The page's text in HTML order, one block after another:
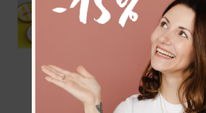
IKEA Hack – DIY
Gießpulver